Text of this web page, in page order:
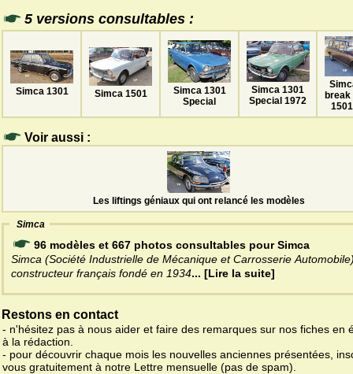
5 versions consultables :
Simca 1301 Simca 1501
Simca 1301
Special
Simca 1301
Special 1972
break
Voir aussi :
Les liftings géniaux qui ont relancé les modèles
Simca
96 modèles et 667 photos consultables pour Simca
Simca (Société Industrielle de Mécanique et Carrosserie
constructeur français fondé en 1934... [Lire la suite]
Restons en contact
- n'hésitez pas à nous aider et faire des remarques sur nos fiches en
à la rédaction.
- pour découvrir chaque mois les nouvelles anciennes présentées,
vous gratuitement à notre Lettre mensuelle (pas de spam).